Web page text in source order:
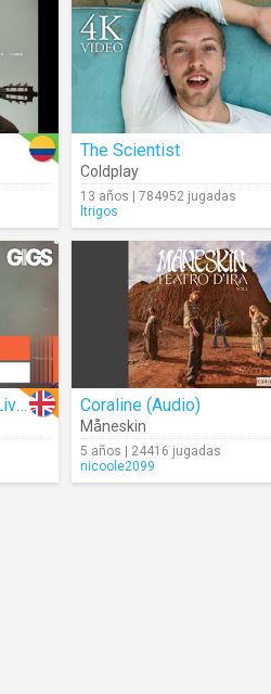
The Scientist
Coldplay
13 años | 784952 jugadas
ltrigos
We Are The Champions (Live) Coraline (Audio)
Måneskin
5 años | 24416 jugadas
nicoole2099